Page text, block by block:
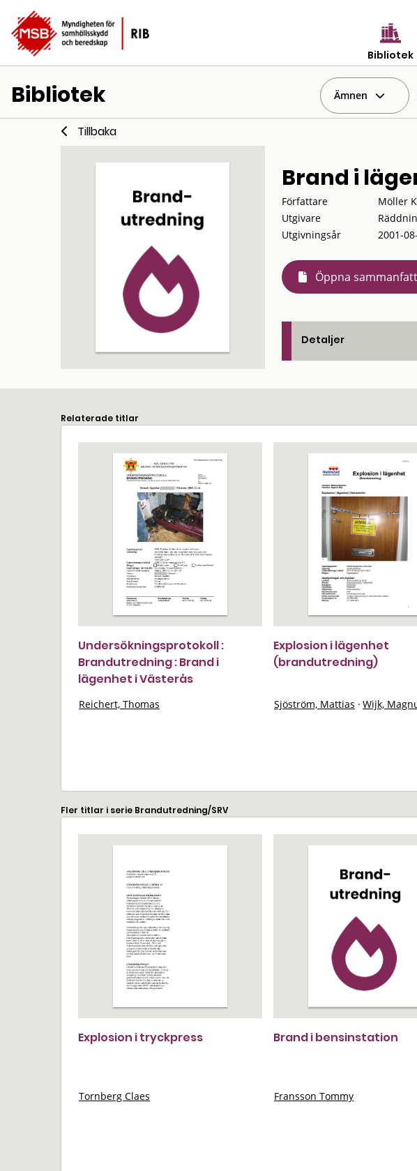
Bibliotek
Bibliotek Ämnen
Tillbaka
Brand i
Författare
Möller
Utgivare
Utgivningsår
2001-
Öppna
Detaljer
Relaterade titlar
Undersökningsprotokoll :
Brandutredning : Brand i
lägenhet i Västerås
Reichert, Thomas
Explosion i lägenhet
(brandutredning)
Sjöström, Mattias · Wijk,
Fler titlar i serie Brandutredning/SRV
Explosion i tryckpress
Tornberg Claes
Brand i bensinstation
Fransson Tommy